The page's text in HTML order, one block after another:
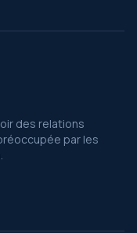
des relations
par les